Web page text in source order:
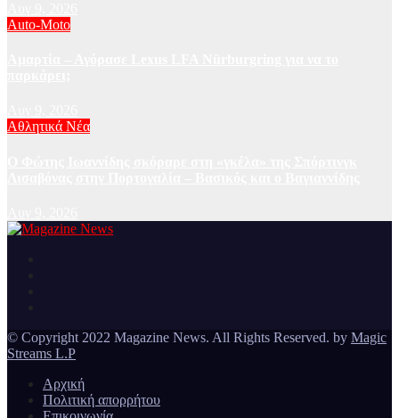
Auto-Moto
Αθλητικά Νέα
© Copyright 2022 Magazine News. All Rights Reserved. by Magic
Streams L.P
Αρχική
Πολιτική απορρήτου